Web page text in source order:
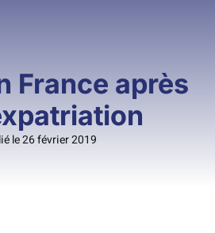
France après
le 26 février 2019